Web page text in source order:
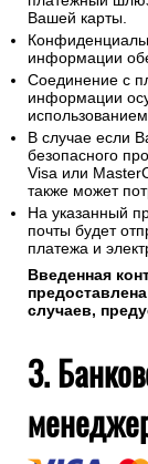
Вашей карты.
информации
Соединение с
информации
В случае если
безопасного
Visa или
также может
На указанный
почты будет
платежа и
Введенная
случаев,
3.